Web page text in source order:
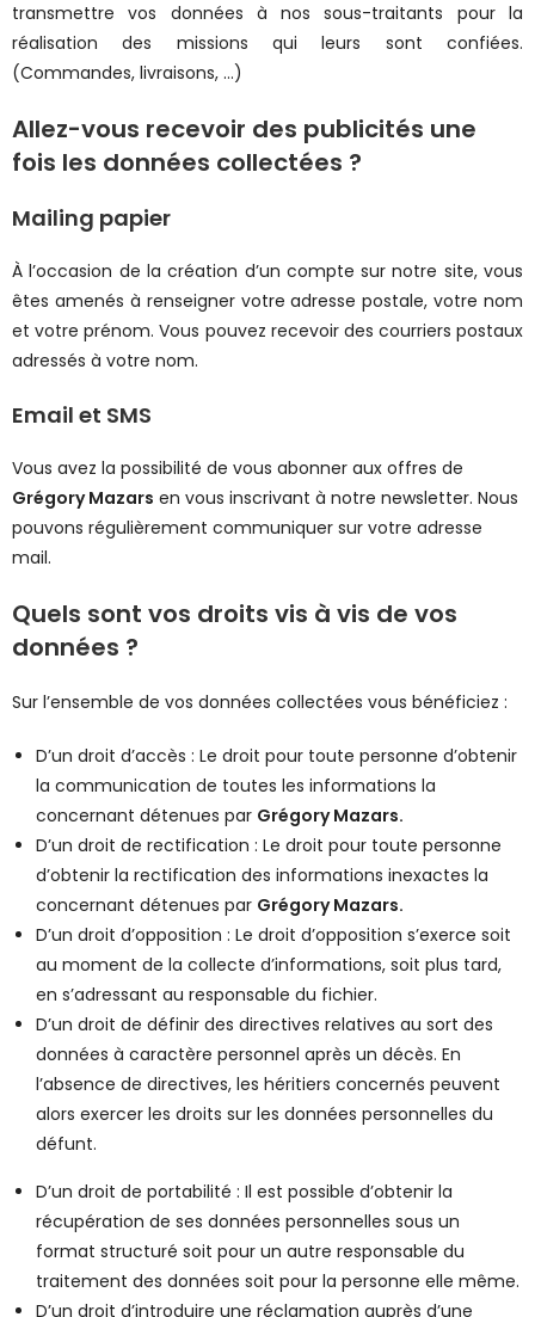
transmettre vos données à nos sous-traitants pour la
réalisation des missions qui leurs sont confiées.
(Commandes, livraisons, …)
Allez-vous recevoir des publicités une
fois les données collectées ?
Mailing papier
À l’occasion de la création d’un compte sur notre site, vous
êtes amenés à renseigner votre adresse postale, votre nom
et votre prénom. Vous pouvez recevoir des courriers postaux
adressés à votre nom.
Email et SMS
Vous avez la possibilité de vous abonner aux offres de
Grégory Mazars en vous inscrivant à notre newsletter. Nous
pouvons régulièrement communiquer sur votre adresse
mail.
Quels sont vos droits vis à vis de vos
données ?
Sur l’ensemble de vos données collectées vous bénéficiez :
D’un droit d’accès : Le droit pour toute personne d’obtenir
la communication de toutes les informations la
concernant détenues par Grégory Mazars.
D’un droit de rectification : Le droit pour toute personne
d’obtenir la rectification des informations inexactes la
concernant détenues par Grégory Mazars.
D’un droit d’opposition : Le droit d’opposition s’exerce soit
au moment de la collecte d’informations, soit plus tard,
en s’adressant au responsable du fichier.
D’un droit de définir des directives relatives au sort des
données à caractère personnel après un décès. En
l’absence de directives, les héritiers concernés peuvent
alors exercer les droits sur les données personnelles du
défunt.
D’un droit de portabilité : Il est possible d’obtenir la
récupération de ses données personnelles sous un
format structuré soit pour un autre responsable du
traitement des données soit pour la personne elle même.
D’un droit d’introduire une réclamation auprès d’une